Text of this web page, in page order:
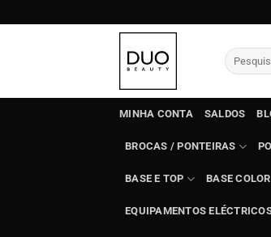
to
Pesquisar
por:
MINHA CONTA SALDOS
BROCAS / PONTEIRAS
BASE E TOP BASE
EQUIPAMENTOS